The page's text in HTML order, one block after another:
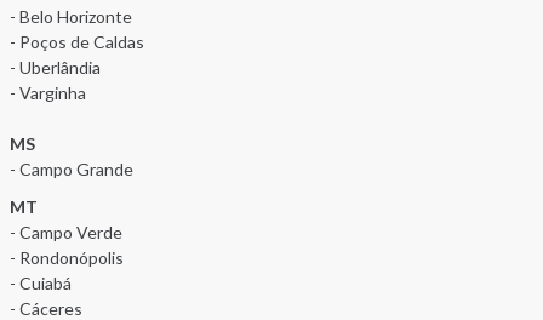
- Belo Horizonte
- Poços de Caldas
- Uberlândia
- Varginha
MS
- Campo Grande
MT
- Campo Verde
- Rondonópolis
- Cuiabá
- Cáceres